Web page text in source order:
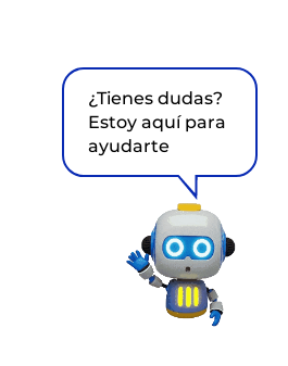
¿Tienes dudas?
Estoy aquí para
ayudarte